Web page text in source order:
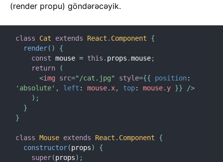
(render propu) göndərəcəyik.
class Cat extends React . Component
{
render( )
{
const mouse = this . props .mouse;
return
(
<img src=" /cat.jpg" style={{ position:
'absolute' , left : mouse. x, top: mouse. y }}
/>
) ;
}
}
class Mouse extends React . Component
{
constructor(props)
{
super(props) ;